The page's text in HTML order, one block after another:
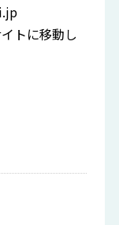
イトに移動し